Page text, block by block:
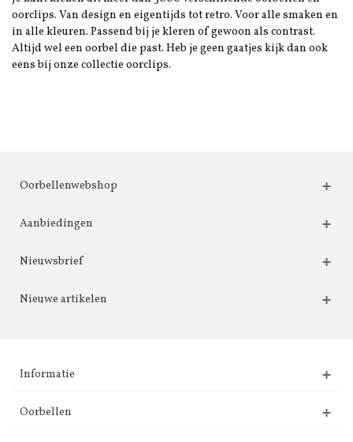
oorclips. Van design en eigentijds tot retro. Voor alle smaken en
in alle kleuren. Passend bij je kleren of gewoon als contrast.
Altijd wel een oorbel die past. Heb je geen gaatjes kijk dan ook
eens bij onze collectie oorclips.
Oorbellenwebshop
Aanbiedingen
Nieuwsbrief
Nieuwe artikelen
Informatie
Oorbellen